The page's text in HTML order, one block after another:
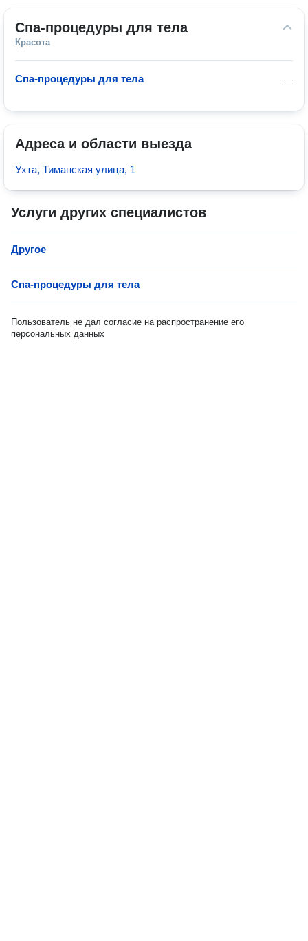
Спа-процедуры для тела
Красота
—
Спа-процедуры для тела
Адреса и области выезда
Ухта, Тиманская улица, 1
Услуги других специалистов
Другое
Спа-процедуры для тела
Пользователь не дал согласие на распространение его
персональных данных